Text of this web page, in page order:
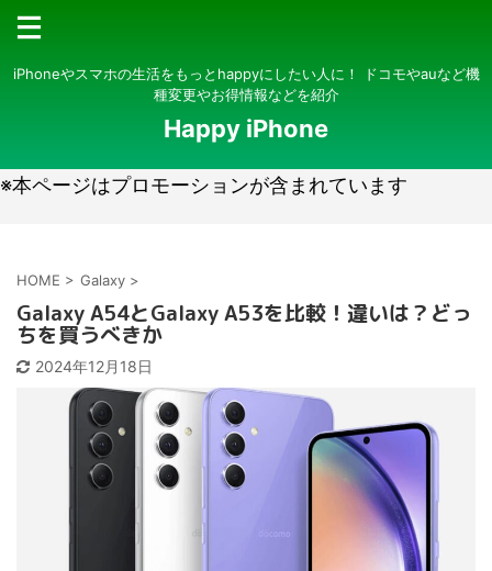
iPhoneやスマホの生活をもっとhappyにしたい人に！ ドコモやauなど機
種変更やお得情報などを紹介
Happy iPhone
※本ページはプロモーションが含まれています
HOME > Galaxy >
Galaxy A54とGalaxy A53を比較！違いは？どっ
ちを買うべきか
2024年12月18日